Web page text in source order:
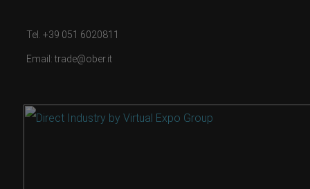
Tel. +39 051 6020811
Email: trade@ober.it